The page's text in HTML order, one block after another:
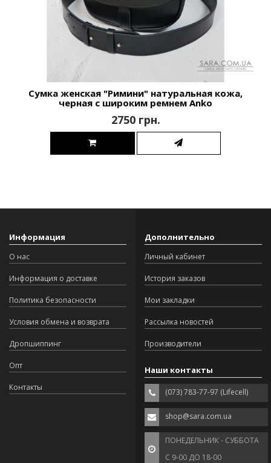
Сумка женская "Римини" натуральная кожа,
черная с широким ремнем Anko
2750 грн.
Информация
О нас
Информация о доставке
Политика безопасности
Условия обмена и возврата
Дропшиппинг
Опт
Контакты
Дополнительно
Личный кабинет
История заказов
Мои закладки
Рассылка новостей
Производители
Наши контакты
(073) 783-77-97 (Lifecell)
shop@sara.com.ua
ПОНЕДЕЛЬНИК - СУББОТА
С 9-00 ДО 18-00